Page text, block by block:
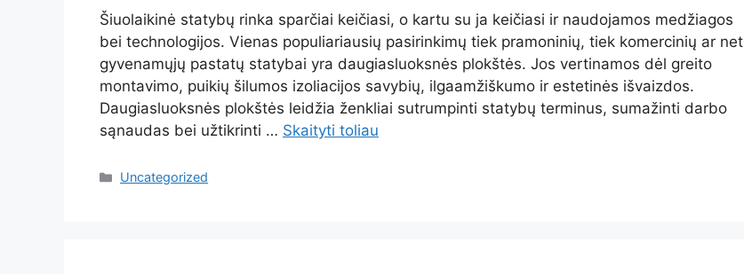
Šiuolaikinė statybų rinka sparčiai keičiasi, o kartu su ja keičiasi ir naudojamos medžiagos
bei technologijos. Vienas populiariausių pasirinkimų tiek pramoninių, tiek komercinių ar net
gyvenamųjų pastatų statybai yra daugiasluoksnės plokštės. Jos vertinamos dėl greito
montavimo, puikių šilumos izoliacijos savybių, ilgaamžiškumo ir estetinės išvaizdos.
Daugiasluoksnės plokštės leidžia ženkliai sutrumpinti statybų terminus, sumažinti darbo
sąnaudas bei užtikrinti … Skaityti toliau
Kategorijos
Uncategorized